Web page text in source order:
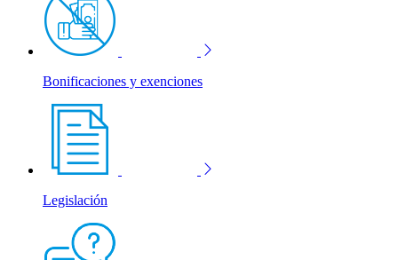
Bonificaciones y exenciones
Legislación